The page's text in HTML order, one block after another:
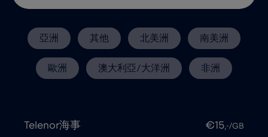
亞洲 其他 北美洲 南美洲
歐洲 澳大利亞/大洋洲 非洲
Telenor海事 €15,-/GB